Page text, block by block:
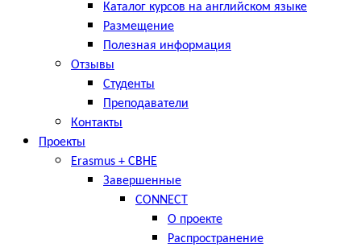
Каталог курсов на английском языке
Размещение
Полезная информация
Отзывы
Студенты
Преподаватели
Контакты
Проекты
Erasmus + CBHE
Завершенные
CONNECT
О проекте
Распространение